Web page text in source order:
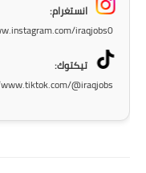
انستغرام:
iraqjobs0/
تيكتوك:
@iraqjobs